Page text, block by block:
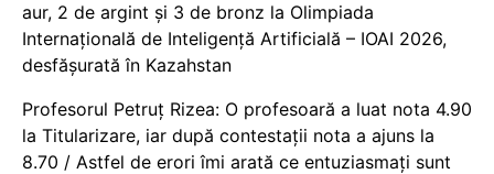
aur, 2 de argint și 3 de bronz la Olimpiada
Internațională de Inteligență Artificială – IOAI 2026,
desfășurată în Kazahstan
Profesorul Petruț Rizea: O profesoară a luat nota 4.90
la Titularizare, iar după contestații nota a ajuns la
8.70 / Astfel de erori îmi arată ce entuziasmați sunt